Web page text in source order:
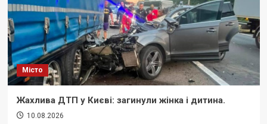
Місто
Жахлива ДТП у Києві: загинули жінка і дитина.
10.08.2026